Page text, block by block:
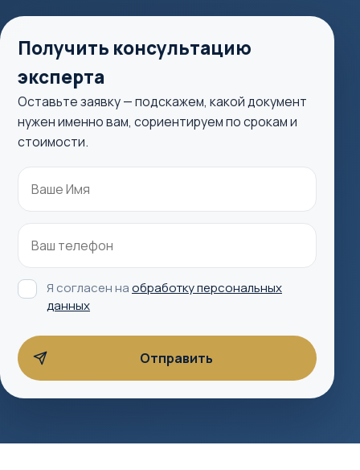
Получить консультацию
эксперта
Оставьте заявку — подскажем, какой документ
нужен именно вам, сориентируем по срокам и
стоимости.
Я согласен наобработку персональных
данных